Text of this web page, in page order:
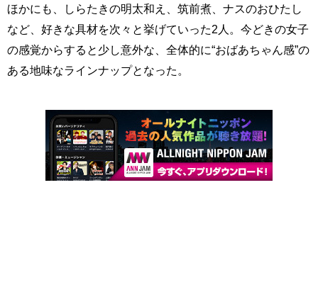
ほかにも、しらたきの明太和え、筑前煮、ナスのおひたし
など、好きな具材を次々と挙げていった2人。今どきの女子
の感覚からすると少し意外な、全体的に“おばあちゃん感”の
ある地味なラインナップとなった。